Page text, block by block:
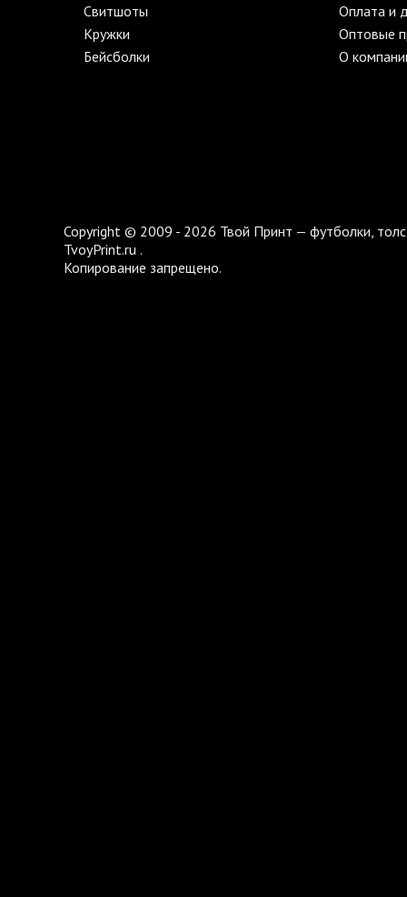
Свитшоты
Кружки
Бейсболки
Оплата и
Оптовые
О
Copyright © 2009 - 2026 Твой Принт — футболки,
TvoyPrint.ru .
Копирование запрещено.